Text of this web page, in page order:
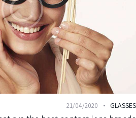
21/04/2020